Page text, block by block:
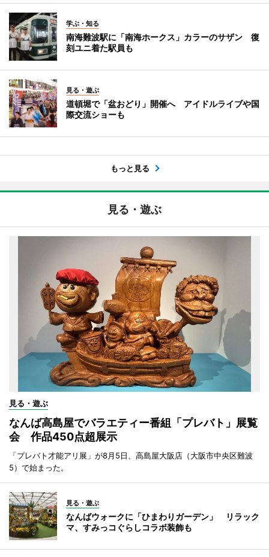
学ぶ・知る
南海難波駅に「南海ホークス」カラーのサザン 復
刻ユニ着た駅員も
見る・遊ぶ
道頓堀で「盆おどり」開催へ アイドルライブや国
際交流ショーも
もっと見る
見る・遊ぶ
見る・遊ぶ
なんば高島屋でバラエティー番組「プレバト」展覧
会 作品450点超展示
「プレバト才能アリ展」が8月5日、高島屋大阪店（大阪市中央区難波
5）で始まった。
見る・遊ぶ
なんばウォークに「ひまわりガーデン」 リラック
マ、すみっコぐらしコラボ装飾も